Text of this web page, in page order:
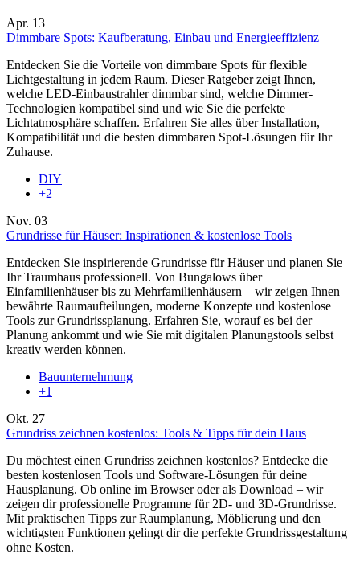
Apr. 13
Dimmbare Spots: Kaufberatung, Einbau und Energieeffizienz
Entdecken Sie die Vorteile von dimmbare Spots für flexible
Lichtgestaltung in jedem Raum. Dieser Ratgeber zeigt Ihnen,
welche LED-Einbaustrahler dimmbar sind, welche Dimmer-
Technologien kompatibel sind und wie Sie die perfekte
Lichtatmosphäre schaffen. Erfahren Sie alles über Installation,
Kompatibilität und die besten dimmbaren Spot-Lösungen für Ihr
Zuhause.
DIY
+2
Nov. 03
Grundrisse für Häuser: Inspirationen & kostenlose Tools
Entdecken Sie inspirierende Grundrisse für Häuser und planen Sie
Ihr Traumhaus professionell. Von Bungalows über
Einfamilienhäuser bis zu Mehrfamilienhäusern – wir zeigen Ihnen
bewährte Raumaufteilungen, moderne Konzepte und kostenlose
Tools zur Grundrissplanung. Erfahren Sie, worauf es bei der
Planung ankommt und wie Sie mit digitalen Planungstools selbst
kreativ werden können.
Bauunternehmung
+1
Okt. 27
Grundriss zeichnen kostenlos: Tools & Tipps für dein Haus
Du möchtest einen Grundriss zeichnen kostenlos? Entdecke die
besten kostenlosen Tools und Software-Lösungen für deine
Hausplanung. Ob online im Browser oder als Download – wir
zeigen dir professionelle Programme für 2D- und 3D-Grundrisse.
Mit praktischen Tipps zur Raumplanung, Möblierung und den
wichtigsten Funktionen gelingt dir die perfekte Grundrissgestaltung
ohne Kosten.